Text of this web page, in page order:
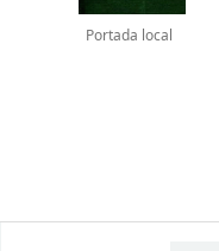
Portada local